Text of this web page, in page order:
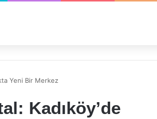
Yeni Bir Merkez
Kadıköy’de